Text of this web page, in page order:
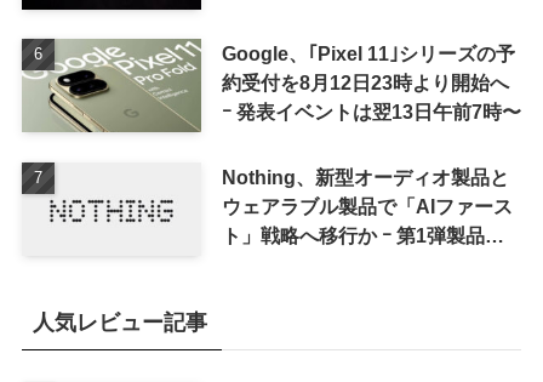
Google、｢Pixel 11｣シリーズの予
約受付を8月12日23時より開始へ
ｰ 発表イベントは翌13日午前7時〜
Nothing、新型オーディオ製品と
ウェアラブル製品で「AIファース
ト」戦略へ移行か ｰ 第1弾製品は
人気レビュー記事